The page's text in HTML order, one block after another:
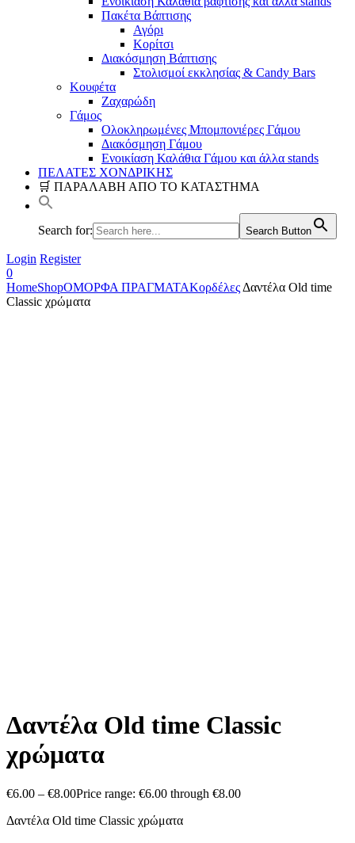
Πακέτα Βάπτισης
Αγόρι
Κορίτσι
Διακόσμηση Βάπτισης
Στολισμοί εκκλησίας & Candy Bars
Κουφέτα
Ζαχαρώδη
Γάμος
Ολοκληρωμένες Μπομπονιέρες Γάμου
Διακόσμηση Γάμου
Ενοικίαση Καλάθια Γάμου και άλλα stands
ΠΕΛΑΤΕΣ ΧΟΝΔΡΙΚΗΣ
🛒 ΠΑΡΑΛΑΒΗ ΑΠΟ ΤΟ ΚΑΤΑΣΤΗΜΑ
Search for: Search Button
Login Register
0
HomeShopΟΜΟΡΦΑ ΠΡΑΓΜΑΤΑΚορδέλες Δαντέλα Old time
Classic χρώματα
Δαντέλα Old time Classic
χρώματα
€6.00 – €8.00Price range: €6.00 through €8.00
Δαντέλα Old time Classic χρώματα